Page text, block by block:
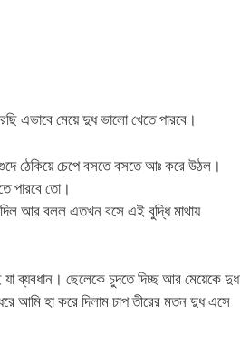
এভাবে মেয়ে দুধ ভালো খেতে পারবে।
ঠেকিয়ে চেপে বসতে বসতে আঃ করে উঠল।
পারবে তো।
দিল আর বলল এতখন বসে এই বুদ্ধি মাথায়
ছেলেকে চুদতে দিচ্ছ আর মেয়েকে দুধ
আমি হা করে দিলাম চাপ তীরের মতন দুধ এসে